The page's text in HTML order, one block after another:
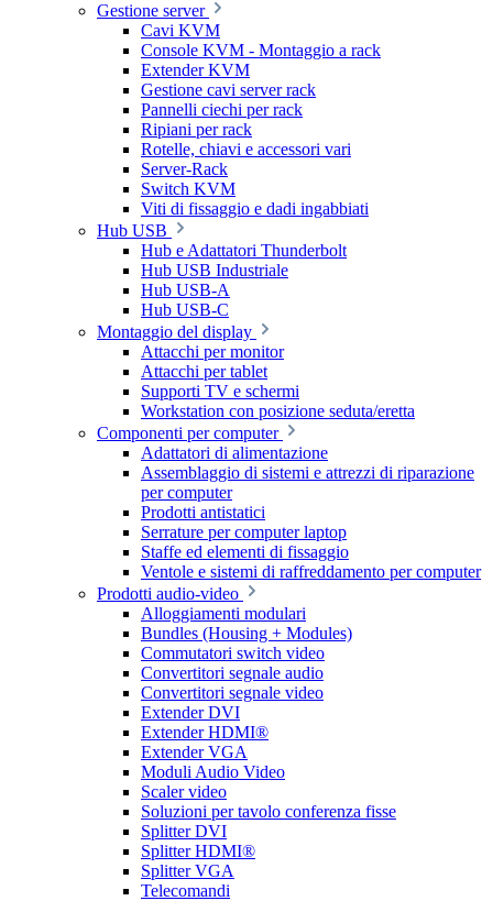
Gestione server
Cavi KVM
Console KVM - Montaggio a rack
Extender KVM
Gestione cavi server rack
Pannelli ciechi per rack
Ripiani per rack
Rotelle, chiavi e accessori vari
Server-Rack
Switch KVM
Viti di fissaggio e dadi ingabbiati
Hub USB
Hub e Adattatori Thunderbolt
Hub USB Industriale
Hub USB-A
Hub USB-C
Montaggio del display
Attacchi per monitor
Attacchi per tablet
Supporti TV e schermi
Workstation con posizione seduta/eretta
Componenti per computer
Adattatori di alimentazione
Assemblaggio di sistemi e attrezzi di riparazione
per computer
Prodotti antistatici
Serrature per computer laptop
Staffe ed elementi di fissaggio
Ventole e sistemi di raffreddamento per computer
Prodotti audio-video
Alloggiamenti modulari
Bundles (Housing + Modules)
Commutatori switch video
Convertitori segnale audio
Convertitori segnale video
Extender DVI
Extender HDMI®
Extender VGA
Moduli Audio Video
Scaler video
Soluzioni per tavolo conferenza fisse
Splitter DVI
Splitter HDMI®
Splitter VGA
Telecomandi